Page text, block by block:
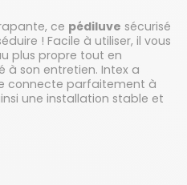
ce pédiluve sécurisé
! Facile à utiliser, il vous
plus propre tout en
à son entretien. Intex a
connecte parfaitement à
une installation stable et